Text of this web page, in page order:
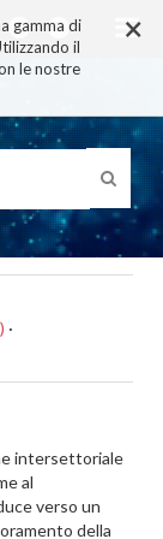
×
gamma di
il
le nostre
·
intersettoriale
al
verso un
della